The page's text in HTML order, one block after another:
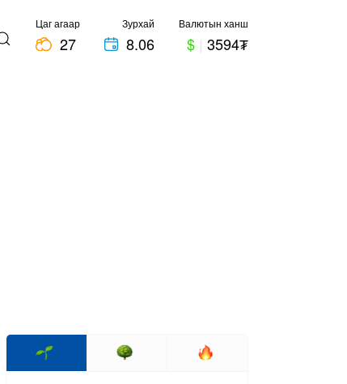
Цаг агаар
27
Зурхай
8.06
Валютын ханш
$ | 3594₮